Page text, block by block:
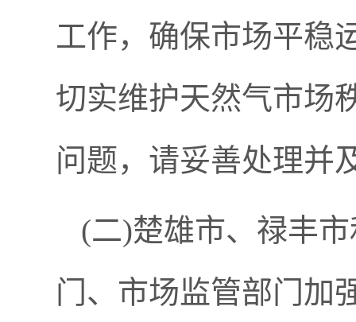
工作，确保市场平稳
切实维护天然气市场
问题，请妥善处理并
(二)楚雄市、禄丰
门、市场监管部门加